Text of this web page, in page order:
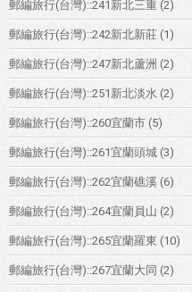
郵編旅行(台灣)::241新北三重 (2)
郵編旅行(台灣)::242新北新莊 (1)
郵編旅行(台灣)::247新北蘆洲 (2)
郵編旅行(台灣)::251新北淡水 (2)
郵編旅行(台灣)::260宜蘭市 (5)
郵編旅行(台灣)::261宜蘭頭城 (3)
郵編旅行(台灣)::262宜蘭礁溪 (6)
郵編旅行(台灣)::264宜蘭員山 (2)
郵編旅行(台灣)::265宜蘭羅東 (10)
郵編旅行(台灣)::267宜蘭大同 (2)